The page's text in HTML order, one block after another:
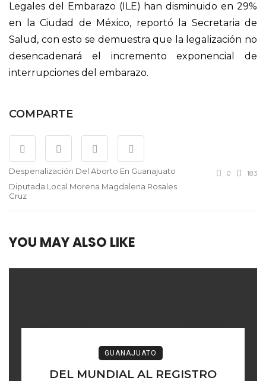
Legales del Embarazo (ILE) han disminuido en 29%
en la Ciudad de México, reportó la Secretaria de
Salud, con esto se demuestra que la legalización no
desencadenará el incremento exponencial de
interrupciones del embarazo.
COMPARTE
Despenalización Del Aborto En Guanajuato
Diputada Local Morena Magdalena Rosales
Cruz
0 183
YOU MAY ALSO LIKE
GUANAJUATO
DEL MUNDIAL AL REGISTRO